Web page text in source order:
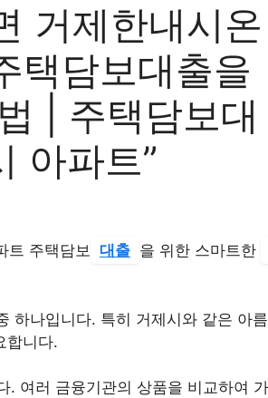
거제한내시온
택담보대출을
| 주택담보대
아파트”
트 주택담보 대출 을 위한 스마트한
하나입니다. 특히 거제시와 같은 아
합니다.
. 여러 금융기관의 상품을 비교하여